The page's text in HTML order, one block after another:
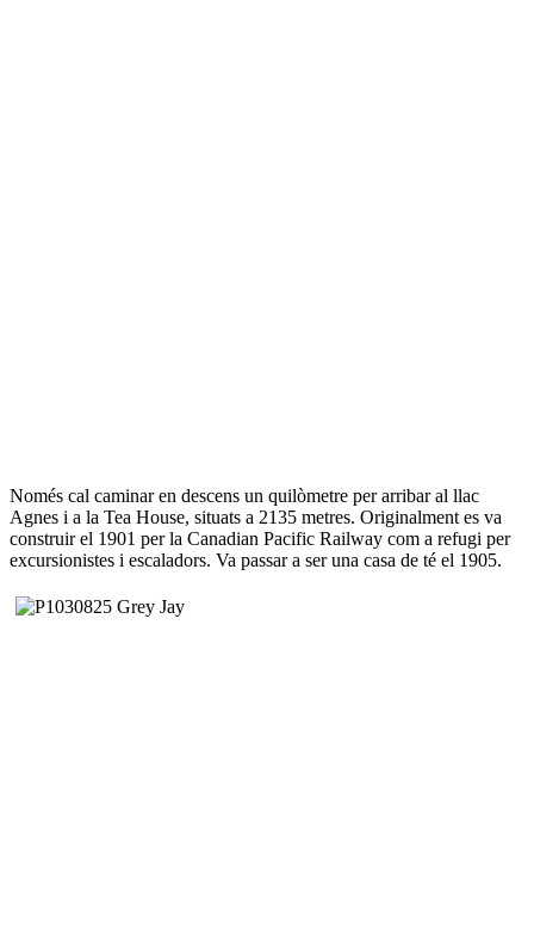
Només cal caminar en descens un quilòmetre per arribar al llac
Agnes i a la Tea House, situats a 2135 metres. Originalment es va
construir el 1901 per la Canadian Pacific Railway com a refugi per
excursionistes i escaladors. Va passar a ser una casa de té el 1905.